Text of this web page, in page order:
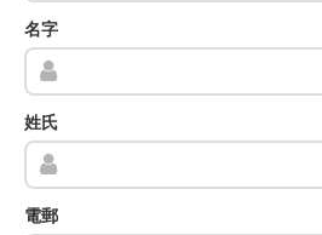
名字
姓氏
電郵